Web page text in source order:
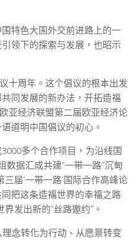
特色大国外交前进路上的一
领下的探索与发展，也昭示
十周年。这个倡议的根本出发
同发展的新办法，开拓造福
亚经济联盟第二届欧亚经济论
道明中国倡议的初心。
多个合作项目，为沿线国
据汇成共建“一带一路”沉甸
届‘一带一路’国际合作高峰论
把这条造福世界的幸福之路
发出新的“丝路邀约”。
念转化为行动、从愿景转变